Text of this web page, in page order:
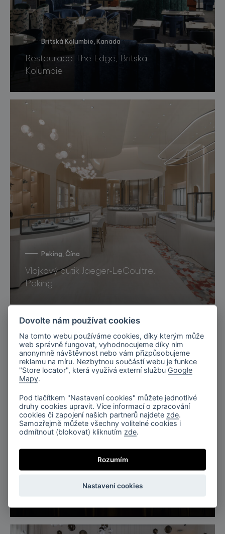
Britská Kolumbie, Kanada
Restaurace The Edge, Britská
Kolumbie
Peking, Čína
Vlajkový butik Jaeger-LeCoultre,
Peking
Dovolte nám používat cookies
Na tomto webu používáme cookies, díky kterým může
web správně fungovat, vyhodnocujeme díky nim
anonymně návštěvnost nebo vám přizpůsobujeme
reklamu na míru. Nezbytnou součástí webu je funkce
"Store locator", která využívá externí službu Google
Mapy
Pod tlačítkem "Nastavení cookies" můžete jednotlivé
druhy cookies upravit. Více informací o zpracování
cookies či zapojení našich partnerů najdete zde
Samozřejmě můžete všechny volitelné cookies i
odmítnout (blokovat) kliknutím zde
Rozumím
Nastavení cookies